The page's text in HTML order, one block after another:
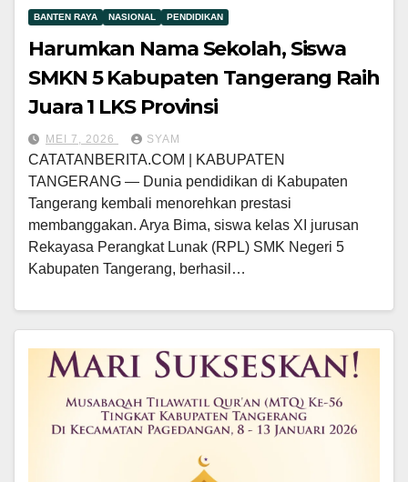
BANTEN RAYA NASIONAL PENDIDIKAN
Harumkan Nama Sekolah, Siswa
SMKN 5 Kabupaten Tangerang Raih
Juara 1 LKS Provinsi
MEI 7, 2026 SYAM
CATATANBERITA.COM | KABUPATEN
TANGERANG — Dunia pendidikan di Kabupaten
Tangerang kembali menorehkan prestasi
membanggakan. Arya Bima, siswa kelas XI jurusan
Rekayasa Perangkat Lunak (RPL) SMK Negeri 5
Kabupaten Tangerang, berhasil…